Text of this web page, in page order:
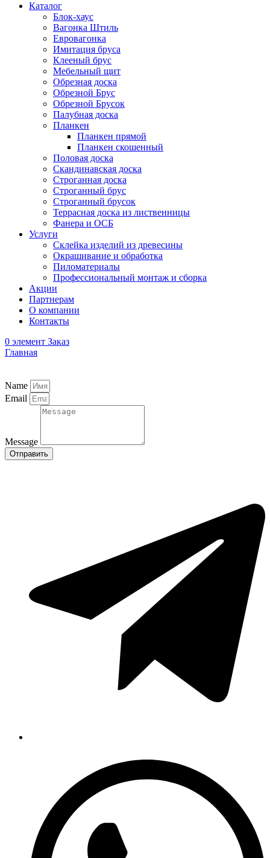
Каталог
Блок-хаус
Вагонка Штиль
Евровагонка
Имитация бруса
Клееный брус
Мебельный щит
Обрезная доска
Обрезной Брус
Обрезной Брусок
Палубная доска
Планкен
Планкен прямой
Планкен скошенный
Половая доска
Скандинавская доска
Строганная доска
Строганный брус
Строганный брусок
Террасная доска из лиственницы
Фанера и ОСБ
Услуги
Склейка изделий из древесины
Окрашивание и обработка
Пиломатериалы
Профессиональный монтаж и сборка
Акции
Партнерам
О компании
Контакты
0 элемент Заказ
Главная
Name
Email
Message
Отправить